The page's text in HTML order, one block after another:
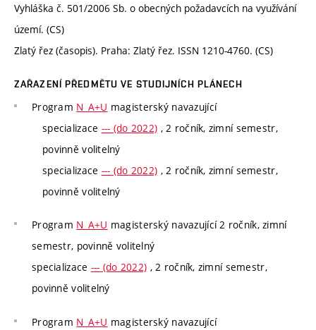
Vyhláška č. 501/2006 Sb. o obecných požadavcích na využívání
území. (CS)
Zlatý řez (časopis). Praha: Zlatý řez. ISSN 1210-4760. (CS)
ZAŘAZENÍ PŘEDMĚTU VE STUDIJNÍCH PLÁNECH
Program N_A+U magisterský navazující
specializace --- (do 2022) , 2 ročník, zimní semestr,
povinně volitelný
specializace --- (do 2022) , 2 ročník, zimní semestr,
povinně volitelný
Program N_A+U magisterský navazující 2 ročník, zimní
semestr, povinně volitelný
specializace --- (do 2022) , 2 ročník, zimní semestr,
povinně volitelný
Program N_A+U magisterský navazující